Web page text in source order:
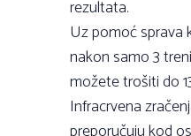
rezultata.
Uz pomoć sprava
nakon samo 3
možete trošiti do
Infracrvena